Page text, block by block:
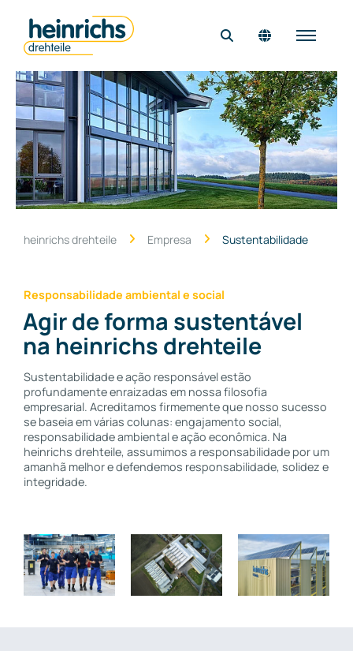
Página inicial
Empresa
Produtos & soluções
Qualidade
Carreira
heinrichs drehteile Empresa Sustentabilidade
Responsabilidade ambiental e social
Agir de forma sustentável
na heinrichs drehteile
Sustentabilidade e ação responsável estão
profundamente enraizadas em nossa filosofia
empresarial. Acreditamos firmemente que nosso sucesso
se baseia em várias colunas: engajamento social,
responsabilidade ambiental e ação econômica. Na
heinrichs drehteile, assumimos a responsabilidade por um
amanhã melhor e defendemos responsabilidade, solidez e
integridade.